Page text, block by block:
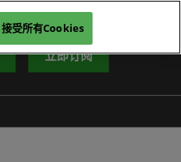
立即订阅
接受所有Cookies